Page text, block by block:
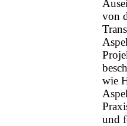
von
wie
und